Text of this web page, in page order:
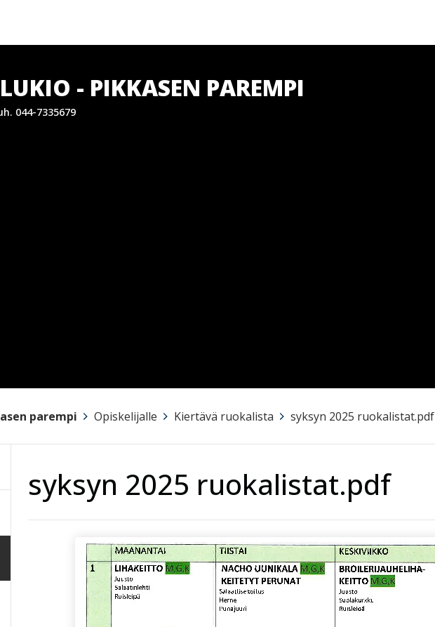
- PIKKASEN PAREMPI
044-7335679
parempi Opiskelijalle Kiertävä ruokalista syksyn 2025 ruokalistat.pdf
syksyn 2025 ruokalistat.pdf